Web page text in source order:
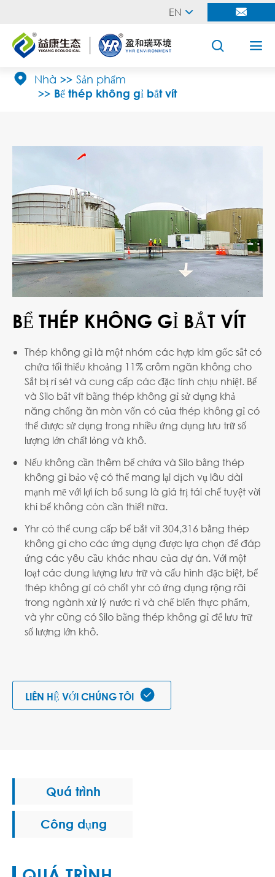
EN  
 
 Nhà
Sản phẩm
Bể thép không gỉ bắt vít
BỂ THÉP KHÔNG GỈ BẮT VÍT
Thép không gỉ là một nhóm các hợp kim gốc sắt có
chứa tối thiểu khoảng 11% crôm ngăn không cho
Sắt bị rỉ sét và cung cấp các đặc tính chịu nhiệt. Bể
và Silo bắt vít bằng thép không gỉ sử dụng khả
năng chống ăn mòn vốn có của thép không gỉ có
thể được sử dụng trong nhiều ứng dụng lưu trữ số
lượng lớn chất lỏng và khô.
Nếu không cần thêm bể chứa và Silo bằng thép
không gỉ bảo vệ có thể mang lại dịch vụ lâu dài
mạnh mẽ với lợi ích bổ sung là giá trị tái chế tuyệt vời
khi bể không còn cần thiết nữa.
Yhr có thể cung cấp bể bắt vít 304,316 bằng thép
không gỉ cho các ứng dụng được lựa chọn để đáp
ứng các yêu cầu khác nhau của dự án. Với một
loạt các dung lượng lưu trữ và cấu hình đặc biệt, bể
thép không gỉ có chốt yhr có ứng dụng rộng rãi
trong ngành xử lý nước rỉ và chế biến thực phẩm,
và yhr cũng có Silo bằng thép không gỉ để lưu trữ
số lượng lớn khô.
LIÊN HỆ VỚI CHÚNG TÔI 
Quá trình
Công dụng